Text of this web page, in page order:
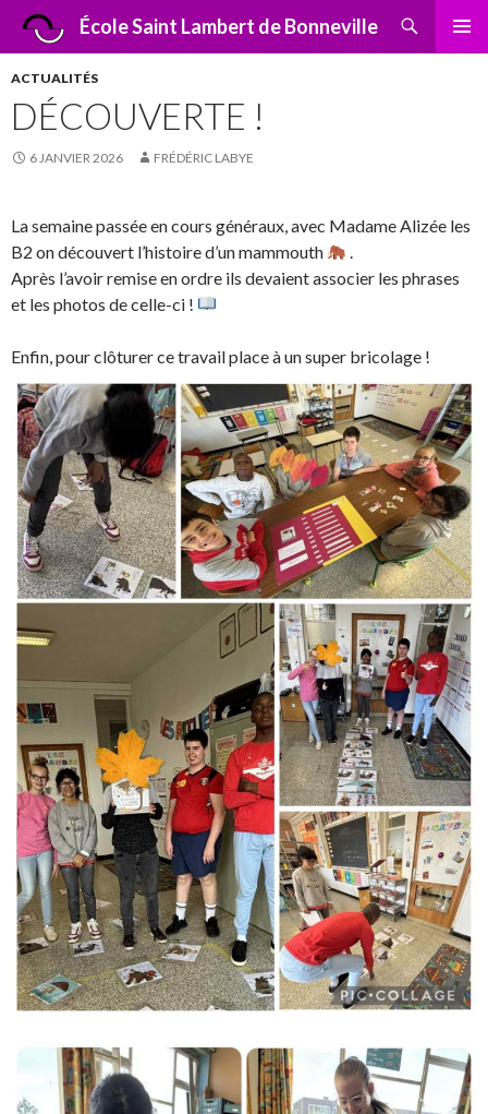
École Saint Lambert de Bonneville
Recherche
ALLER
ACTUALITÉS
DÉCOUVERTE !
6 JANVIER 2026 FRÉDÉRIC LABYE
La semaine passée en cours généraux, avec Madame Alizée les
B2 on découvert l’histoire d’un mammouth
.
Après l’avoir remise en ordre ils devaient associer les phrases
et les photos de celle-ci !
Enfin, pour clôturer ce travail place à un super bricolage !